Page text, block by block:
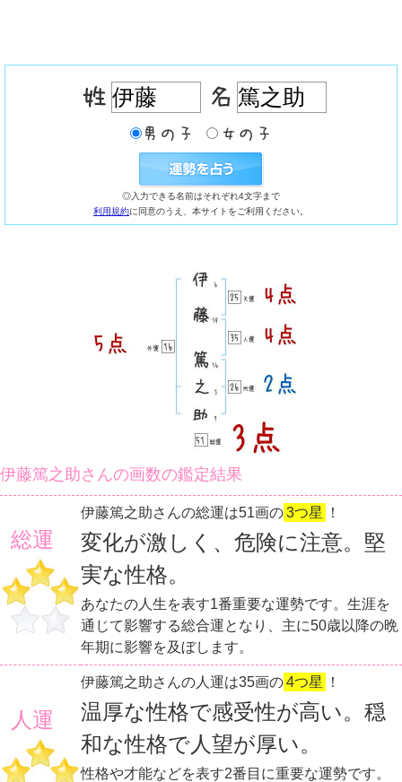
◎入力できる名前はそれぞれ4文字まで
利用規約に同意のうえ、本サイトをご利用ください。
伊藤篤之助さんの画数の鑑定結果
総運
伊藤篤之助さんの総運は51画の3つ星 ！
変化が激しく、危険に注意。堅
実な性格。
あなたの人生を表す1番重要な運勢です。生涯を
通じて影響する総合運となり、主に50歳以降の晩
年期に影響を及ぼします。
人運
伊藤篤之助さんの人運は35画の4つ星 ！
温厚な性格で感受性が高い。穏
和な性格で人望が厚い。
性格や才能などを表す2番目に重要な運勢です。